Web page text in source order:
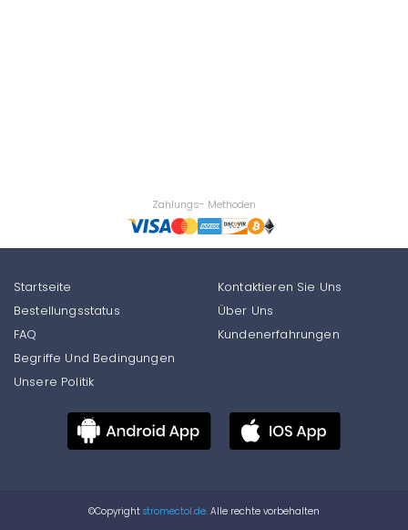
Zahlungs- Methoden
Startseite
Bestellungsstatus
FAQ
Kontaktieren Sie Uns
Über Uns
Kundenerfahrungen
Begriffe Und Bedingungen
Unsere Politik
©Copyright stromectol.de. Alle rechte vorbehalten